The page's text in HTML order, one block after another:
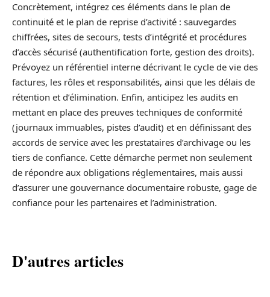
Concrètement, intégrez ces éléments dans le plan de
continuité et le plan de reprise d’activité : sauvegardes
chiffrées, sites de secours, tests d’intégrité et procédures
d’accès sécurisé (authentification forte, gestion des droits).
Prévoyez un référentiel interne décrivant le cycle de vie des
factures, les rôles et responsabilités, ainsi que les délais de
rétention et d’élimination. Enfin, anticipez les audits en
mettant en place des preuves techniques de conformité
(journaux immuables, pistes d’audit) et en définissant des
accords de service avec les prestataires d’archivage ou les
tiers de confiance. Cette démarche permet non seulement
de répondre aux obligations réglementaires, mais aussi
d’assurer une gouvernance documentaire robuste, gage de
confiance pour les partenaires et l’administration.
D'autres articles